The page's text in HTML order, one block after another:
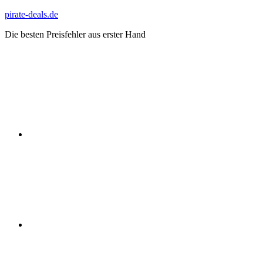
Zum
springen
pirate-deals.de
Die besten Preisfehler aus erster Hand